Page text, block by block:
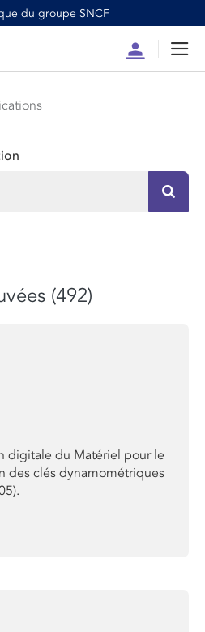
du groupe SNCF
Compte
(492)
digitale du Matériel pour le
des clés dynamométriques